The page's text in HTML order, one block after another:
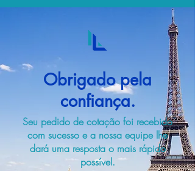
Obrigado pela
confiança.
Seu pedido de cotação foi recebido
com sucesso e a nossa equipe lhe
dará uma resposta o mais rápido
possível.